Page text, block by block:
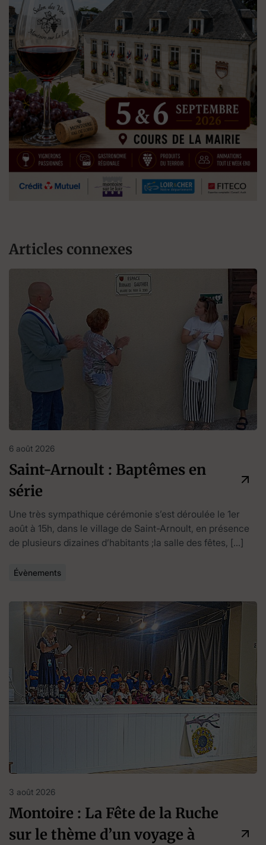
Articles connexes
6 août 2026
Saint-Arnoult : Baptêmes en
série
Une très sympathique cérémonie s’est déroulée le 1er
août à 15h, dans le village de Saint-Arnoult, en présence
de plusieurs dizaines d’habitants ;la salle des fêtes, […]
Évènements
3 août 2026
Montoire : La Fête de la Ruche
sur le thème d’un voyage à